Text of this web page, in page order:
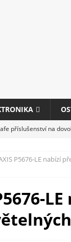
příslušenství na
COMPUTEX
P5676-LE nabízí